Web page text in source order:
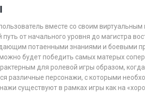
вместе со своим
от начального уровня до магистра
потаенными знаниями и боевыми
будет победить самых матерых
для ролевой игры образом, когда
различные персонажи, с которыми
существуют в рамках игры как на